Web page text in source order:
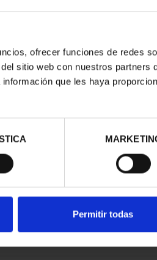
ofrecer funciones de redes
sitio web con nuestros partners
que les haya
Permitir todas